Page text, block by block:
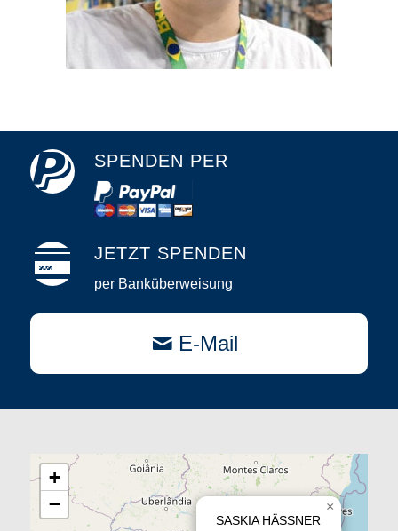
SPENDEN PER
JETZT SPENDEN
per Banküberweisung
E-Mail
SASKIA HÄSSNER
×
+
−